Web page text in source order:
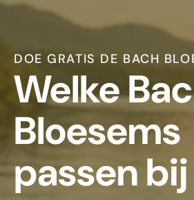
DOE GRATIS DE BACH
Welke
Bloesems
passen